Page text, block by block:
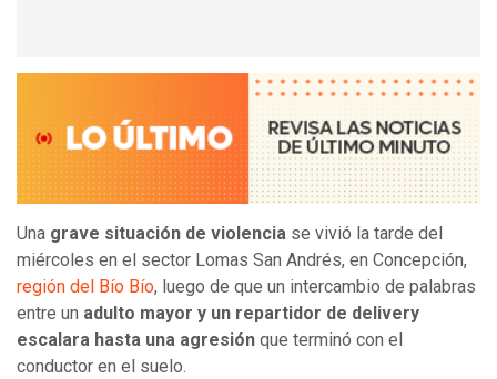
Una grave situación de violencia se vivió la tarde del
miércoles en el sector Lomas San Andrés, en Concepción,
región del Bío Bío, luego de que un intercambio de palabras
entre un adulto mayor y un repartidor de delivery
escalara hasta una agresión que terminó con el
conductor en el suelo.